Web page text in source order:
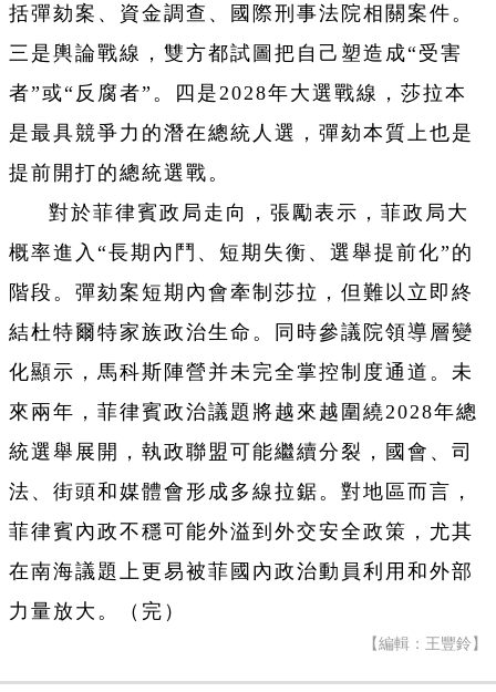
括彈劾案、資金調查、國際刑事法院相關案件。
三是輿論戰線，雙方都試圖把自己塑造成“受害
者”或“反腐者”。四是2028年大選戰線，莎拉本
是最具競爭力的潛在總統人選，彈劾本質上也是
提前開打的總統選戰。
對於菲律賓政局走向，張勵表示，菲政局大
概率進入“長期內鬥、短期失衡、選舉提前化”的
階段。彈劾案短期內會牽制莎拉，但難以立即終
結杜特爾特家族政治生命。同時參議院領導層變
化顯示，馬科斯陣營并未完全掌控制度通道。未
來兩年，菲律賓政治議題將越來越圍繞2028年總
統選舉展開，執政聯盟可能繼續分裂，國會、司
法、街頭和媒體會形成多線拉鋸。對地區而言，
菲律賓內政不穩可能外溢到外交安全政策，尤其
在南海議題上更易被菲國內政治動員利用和外部
力量放大。（完）
【編輯：王豐鈴】